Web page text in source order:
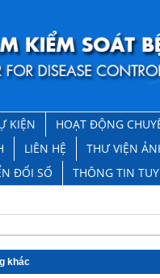
KIỆN
HOẠT ĐỘNG
LIÊN HỆ
THƯ VIỆN
ĐỔI SỐ
THÔNG TIN
khác